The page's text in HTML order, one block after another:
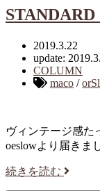
2019.3.22
update:
COLUMN
maco /
ヴィンテージ感た
oeslowより届きま
続きを読む